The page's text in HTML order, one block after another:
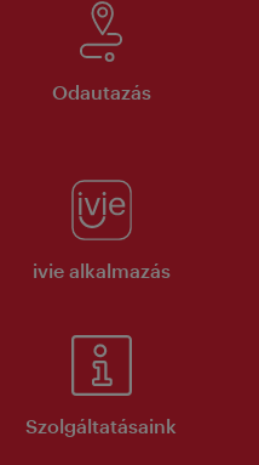
Odautazás
ivie alkalmazás
Szolgáltatásaink